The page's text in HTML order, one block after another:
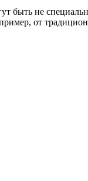
быть не
от